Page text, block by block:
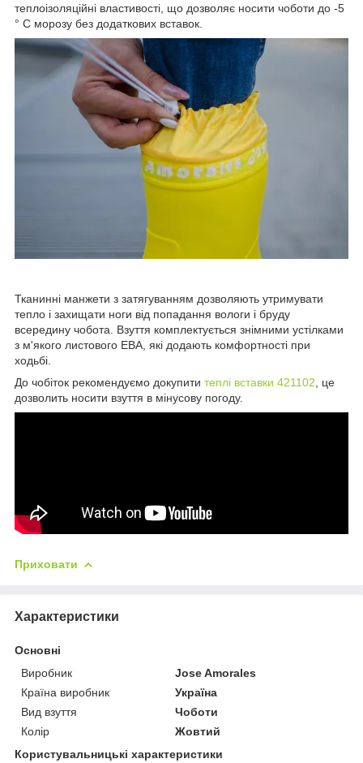
теплоізоляційні властивості, що дозволяє носити чоботи до -5
° С морозу без додаткових вставок.
Тканинні манжети з затягуванням дозволяють утримувати
тепло і захищати ноги від попадання вологи і бруду
всередину чобота. Взуття комплектується знімними устілками
з м'якого листового ЕВА, які додають комфортності при
ходьбі.
До чобіток рекомендуємо докупити теплі вставки 421102 , це
дозволить носити взуття в мінусову погоду.
Приховати
Характеристики
Основні
Виробник
Jose Amorales
Країна виробник
Україна
Вид взуття
Чоботи
Колір
Жовтий
Користувальницькі характеристики